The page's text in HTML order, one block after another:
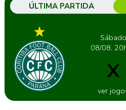
ÚLTIMA PARTIDA
Sábado
08/08,
X
ver